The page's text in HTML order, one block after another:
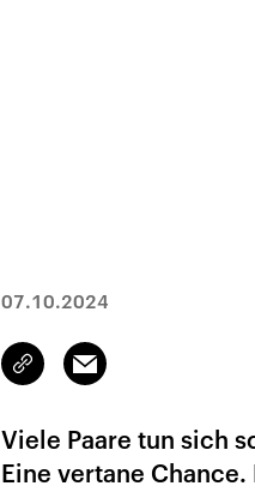
07.10.2024
Link
kopieren/teilen
Email
Viele Paare tun sich
Eine vertane